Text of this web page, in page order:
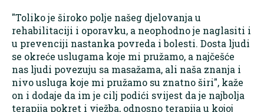
"Toliko je široko polje našeg djelovanja u
rehabilitaciji i oporavku, a neophodno je naglasiti i
u prevenciji nastanka povreda i bolesti. Dosta ljudi
se okreće uslugama koje mi pružamo, a najčešće
nas ljudi povezuju sa masažama, ali naša znanja i
nivo usluga koje mi pružamo su znatno širi", kaže
on i dodaje da im je cilj podići svijest da je najbolja
terapija pokret i vježba, odnosno terapija u kojoj